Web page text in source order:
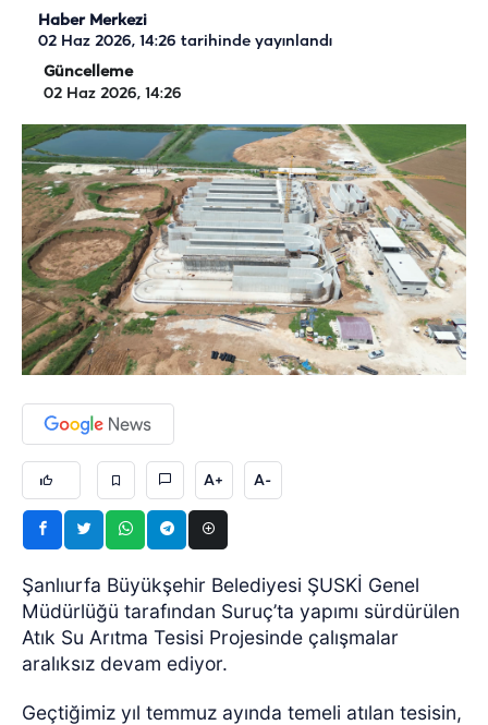
Haber Merkezi
02 Haz 2026, 14:26 tarihinde yayınlandı
Güncelleme
02 Haz 2026, 14:26
A+ A-
Şanlıurfa Büyükşehir Belediyesi ŞUSKİ Genel
Müdürlüğü tarafından Suruç’ta yapımı sürdürülen
Atık Su Arıtma Tesisi Projesinde çalışmalar
aralıksız devam ediyor.
Geçtiğimiz yıl temmuz ayında temeli atılan tesisin,